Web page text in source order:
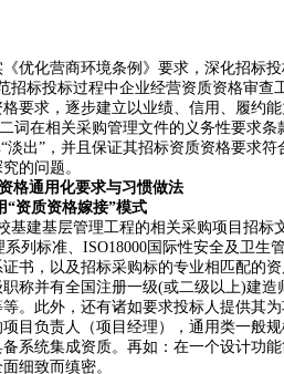
优化营商环境条例》要求，深化招标
招标投标过程中企业经营资质资格审
要求，逐步建立以业绩、信用、履约
词在相关采购管理文件的义务性要求
淡出”，并且保证其招标资质资格要求
的问题。
格通用化要求与习惯做法
“资质资格嫁接”模式
基建基层管理工程的相关采购项目招
系列标准、ISO18000国际性安全及卫
书，以及招标采购标的专业相匹配的
称并有全国注册一级(或二级以上)建
。此外，还有诸如要求投标人提供其
目负责人（项目经理），通用类一般
系统集成资质。再如：在一个设计功
细致而缜密。